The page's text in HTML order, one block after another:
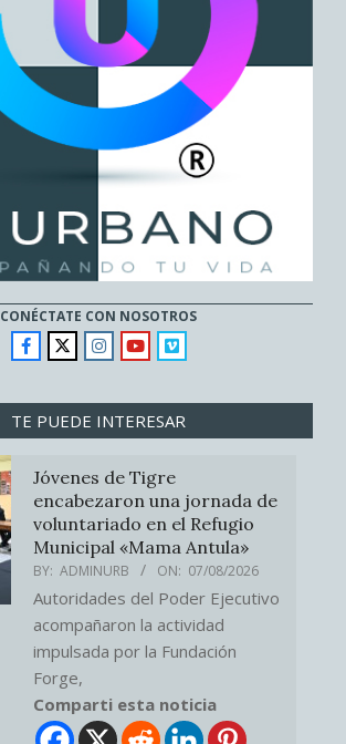
CONÉCTATE CON NOSOTROS
TE PUEDE INTERESAR
Jóvenes de Tigre
encabezaron una jornada de
voluntariado en el Refugio
Municipal «Mama Antula»
BY: ADMINURB ON: 07/08/2026
Autoridades del Poder Ejecutivo
acompañaron la actividad
impulsada por la Fundación
Forge,
Comparti esta noticia